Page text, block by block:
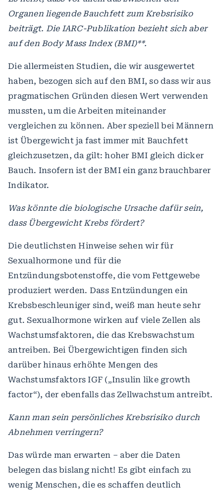
Organen liegende Bauchfett zum Krebsrisiko
beiträgt. Die IARC-Publikation bezieht sich aber
auf den Body Mass Index (BMI)**.
Die allermeisten Studien, die wir ausgewertet
haben, bezogen sich auf den BMI, so dass wir aus
pragmatischen Gründen diesen Wert verwenden
mussten, um die Arbeiten miteinander
vergleichen zu können. Aber speziell bei Männern
ist Übergewicht ja fast immer mit Bauchfett
gleichzusetzen, da gilt: hoher BMI gleich dicker
Bauch. Insofern ist der BMI ein ganz brauchbarer
Indikator.
Was könnte die biologische Ursache dafür sein,
dass Übergewicht Krebs fördert?
Die deutlichsten Hinweise sehen wir für
Sexualhormone und für die
Entzündungsbotenstoffe, die vom Fettgewebe
produziert werden. Dass Entzündungen ein
Krebsbeschleuniger sind, weiß man heute sehr
gut. Sexualhormone wirken auf viele Zellen als
Wachstumsfaktoren, die das Krebswachstum
antreiben. Bei Übergewichtigen finden sich
darüber hinaus erhöhte Mengen des
Wachstumsfaktors IGF („Insulin like growth
factor“), der ebenfalls das Zellwachstum antreibt.
Kann man sein persönliches Krebsrisiko durch
Abnehmen verringern?
Das würde man erwarten – aber die Daten
belegen das bislang nicht! Es gibt einfach zu
wenig Menschen, die es schaffen deutlich